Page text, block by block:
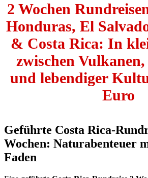
2 Wochen
Honduras, El
& Costa Rica: In
zwischen
und lebendiger
Euro
Geführte Costa Rica-
Wochen: Naturabenteuer
Faden